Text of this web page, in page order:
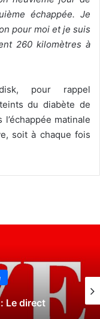
échappée. Je
pour moi et je suis
260 kilomètres à
pour rappel
du diabète de
matinale
soit à chaque fois
Le direct